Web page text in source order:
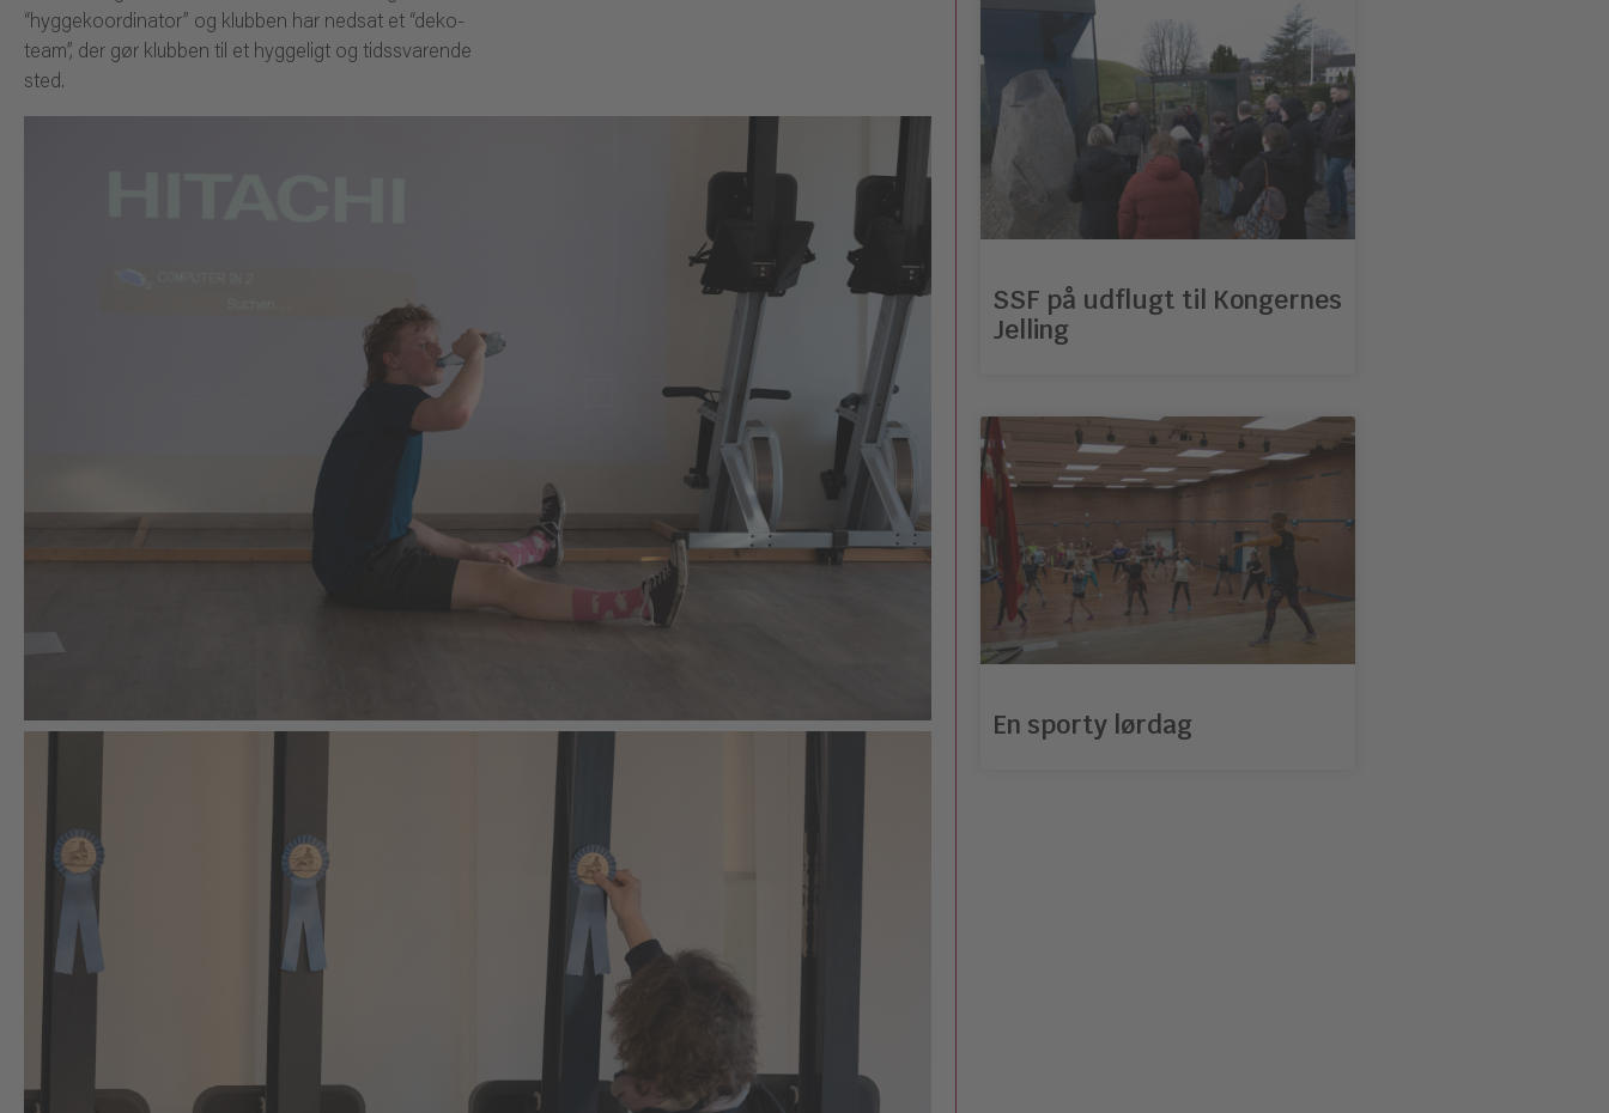
“hyggekoordinator” og klubben har nedsat et “deko-
team”, der gør klubben til et hyggeligt og tidssvarende
sted.
SSF på udflugt til Kongernes
Jelling
En sporty lørdag